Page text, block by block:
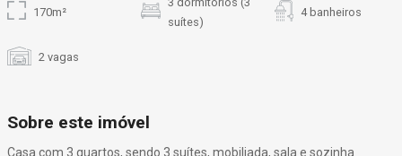
170m²
suítes)
4 banheiros
2 vagas
Sobre este imóvel
Casa com 3 quartos, sendo 3 suítes, mobiliada, sala e sozinha